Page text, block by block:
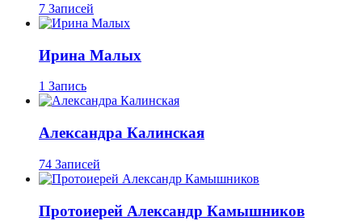
7 Записей
Ирина Малых
1 Запись
Александра Калинская
74 Записей
Протоиерей Александр Камышников